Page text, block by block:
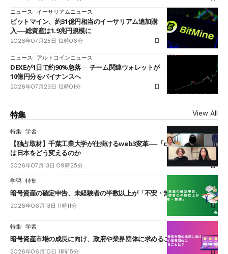
ニュース
イーサリアムニュース
ビットマイン、約31億円相当のイーサリアム追加購
入──総資産は1.9兆円規模に
2026年07月28日 12時06分
ニュース アルトコインニュース
DEXEが1日で約90%急落──チーム関連ウォレットが
10億円分をバイナンスへ
2026年07月23日 12時01分
特集 View All
特集 学習
【独占取材】千葉工業大学が仕掛けるweb3変革──「cJPY」とAIの融合
は日本をどう変えるのか
2026年07月13日 09時25分
学習 特集
暗号資産の確定申告、未経験者の半数以上が「不安・無理」
2026年06月13日 11時11分
特集 学習
暗号資産市場の成長に向け、政府や業界団体に求めることは？
2026年06月10日 11時15分